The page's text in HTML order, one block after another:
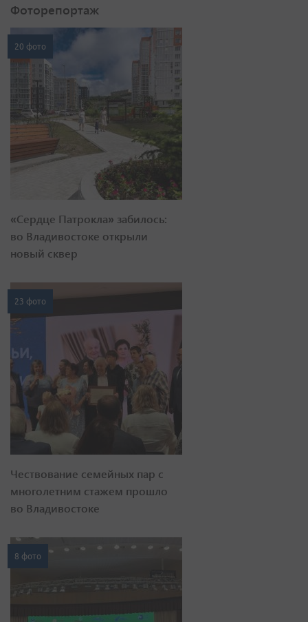
Фоторепортаж
20 фото
«Сердце Патрокла» забилось:
во Владивостоке открыли
новый сквер
23 фото
Чествование семейных пар с
многолетним стажем прошло
во Владивостоке
8 фото